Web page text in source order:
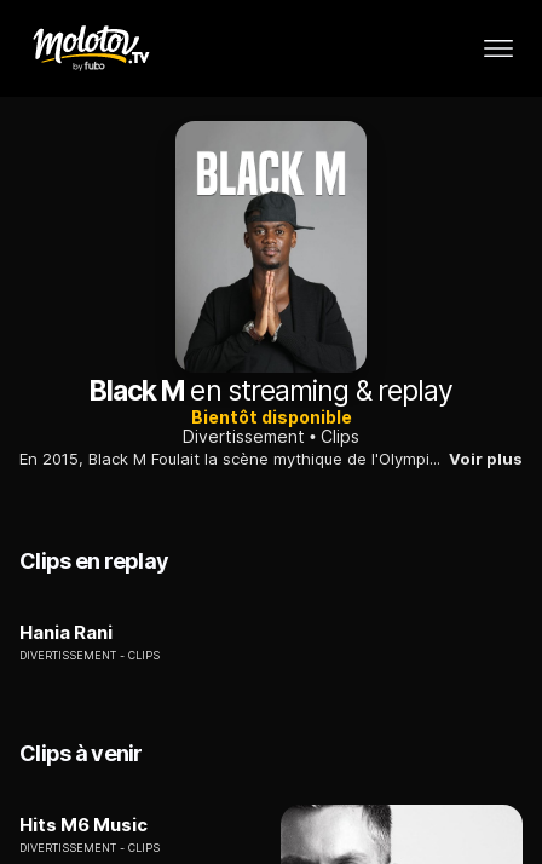
Black M en streaming & replay
Bientôt disponible
Divertissement
Clips
En 2015, Black M Foulait la scène mythique de l'Olympia, à Paris et s'illustre en duo avec Kev Adams sur «Prince Aladin», qui fait partie de la BO du film «Les Nouvelles Aventures d'Aladin». Voir plus
Clips en replay
Hania Rani
DIVERTISSEMENT CLIPS
Clips à venir
Hits M6 Music
DIVERTISSEMENT CLIPS